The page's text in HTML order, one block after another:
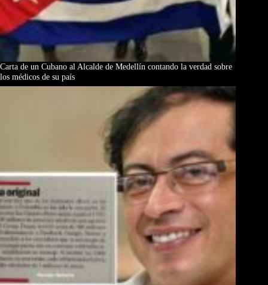
Carta de un Cubano al Alcalde de Medellín contando la verdad sobre
los médicos de su país